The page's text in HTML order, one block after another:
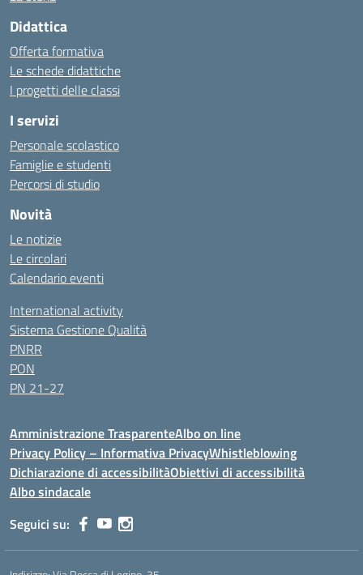
Didattica
Offerta formativa
Le schede didattiche
I progetti delle classi
I servizi
Personale scolastico
Famiglie e studenti
Percorsi di studio
Novità
Le notizie
Le circolari
Calendario eventi
International activity
Sistema Gestione Qualità
PNRR
PON
PN 21-27
Amministrazione TrasparenteAlbo on line
Privacy Policy – Informativa PrivacyWhistleblowing
Dichiarazione di accessibilitàObiettivi di accessibilità
Albo sindacale
Seguici su: